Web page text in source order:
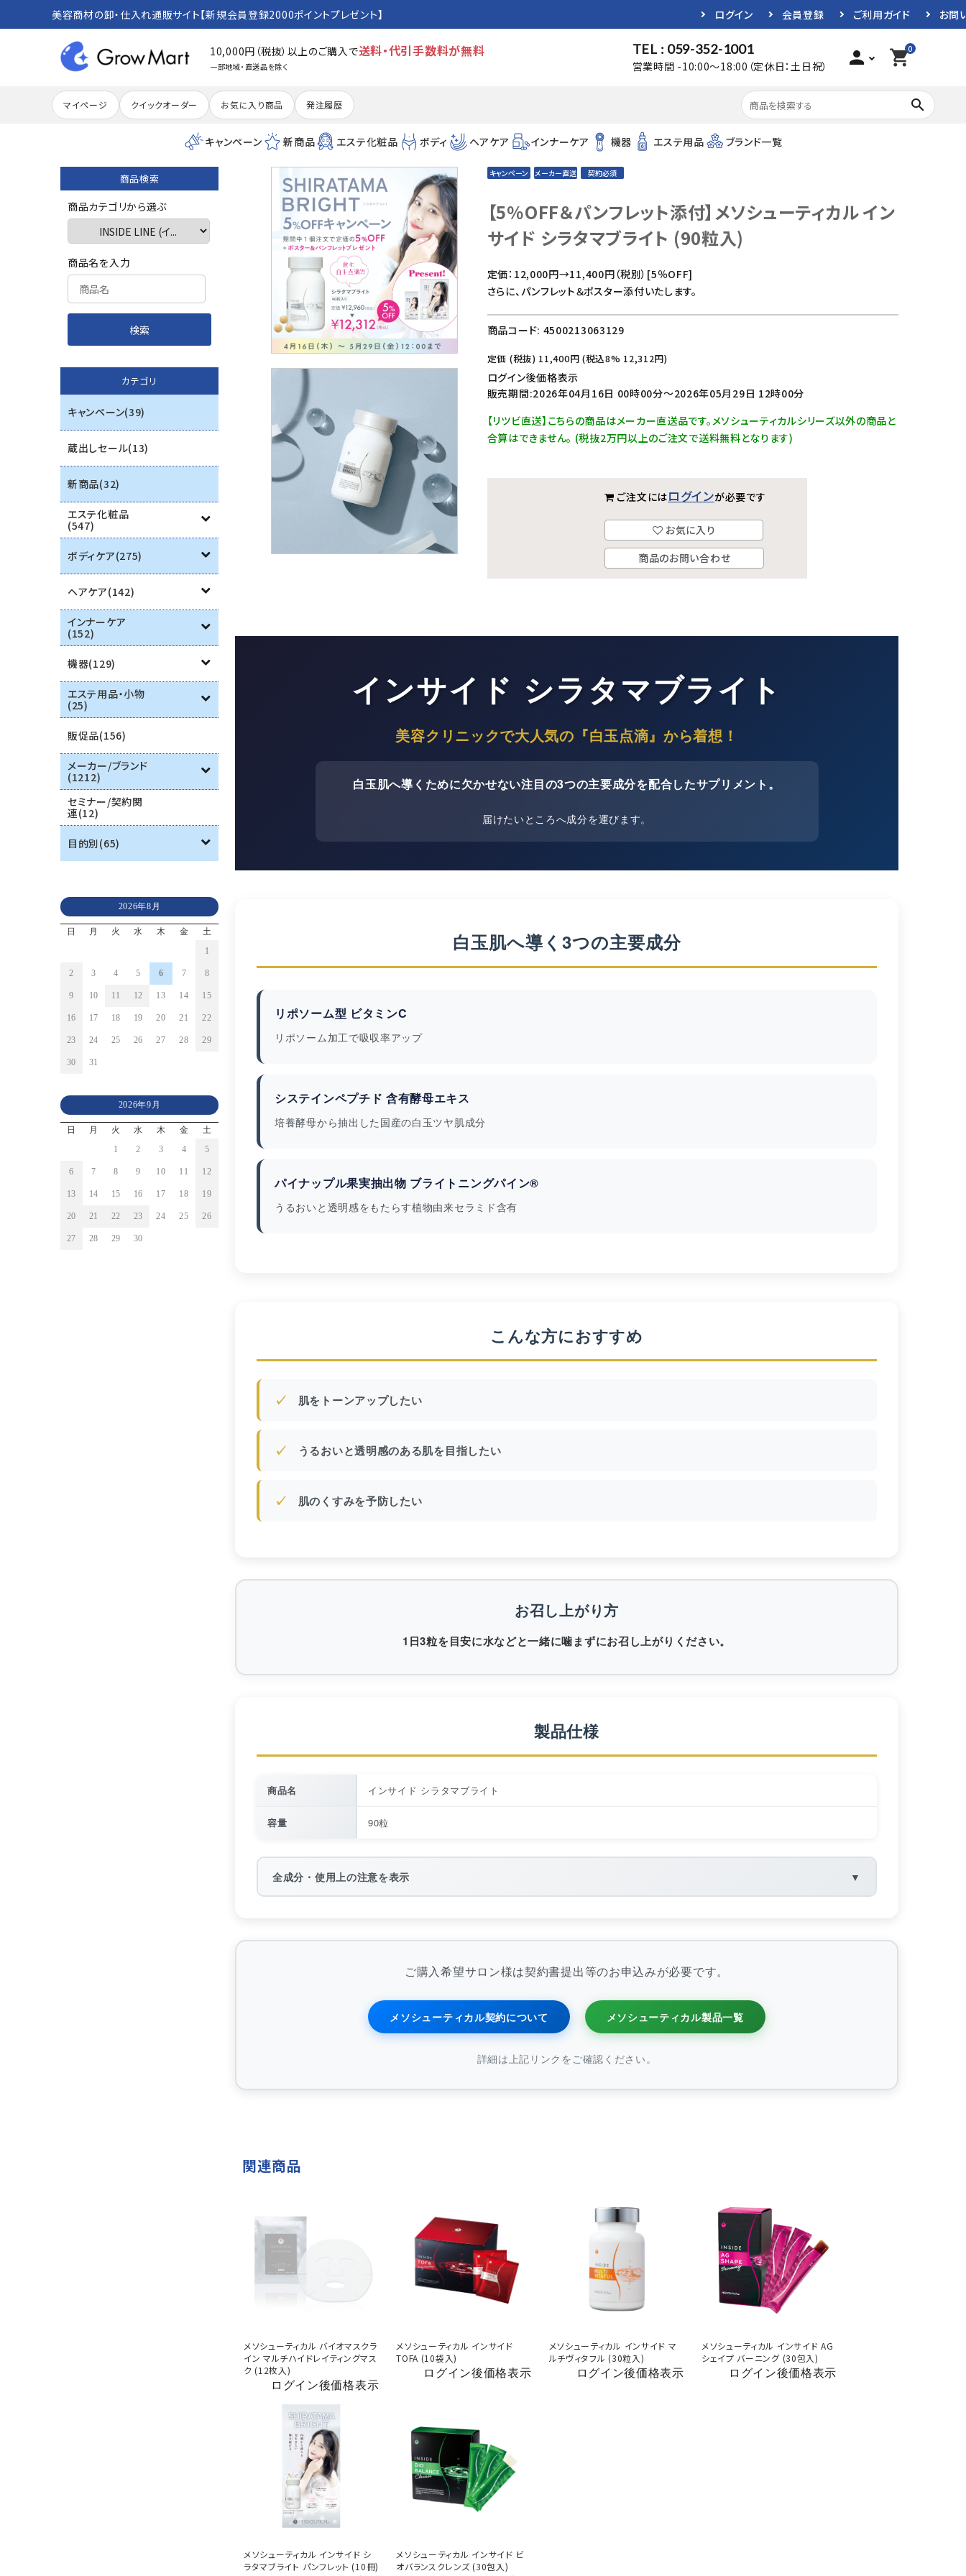
美容商材の卸・仕入れ通販サイト【新規会員登録2000ポイントプレゼント】 ログイン 会員登録 ご利用ガイド お問
10,000円（税抜）以上のご購入で送料・代引手数料が無料
一部地域・直送品を除く
TEL : 059-352-1001
営業時間 -10:00～18:00（定休日：土日祝） person 0
shopping_cart
マイページ クイックオーダー お気に入り商品 発注履歴 search
キャンペーン 新商品 エステ化粧品 ボディ ヘアケア インナーケア 機器 エステ用品 ブランド一覧
search
ACCOUNT MENU
カテゴリーから探す
エステ用品
ブランド一覧
ご利用ガイド
プライバシーポリシー
特定商取引法について
お問い合わせ
商品検索
商品カテゴリから選ぶ
商品名を入力
カテゴリ
キャンペーン(39)
蔵出しセール(13)
新商品(32)
エステ化粧品
(547)
ボディケア(275)
ヘアケア(142)
インナーケア
(152)
機器(129)
エステ用品・小物
(25)
販促品(156)
メーカー/ブランド
(1212)
セミナー/契約関
連(12)
目的別(65)
2026年8月
日 月 火 水 木 金
土
1
2 3 4 5 6 7 8
9 10 11 12 13 14 15
16 17 18 19 20 21 22
23 24 25 26 27 28 29
30 31
2026年9月
日 月 火 水 木 金
土
1
2 3 4 5
6 7 8 9 10 11 12
13 14 15 16 17 18 19
20 21 22 23 24 25 26
27 28 29 30
キャンペーン メーカー直送 契約必須
【5％OFF＆パンフレット添付】メソシューティカル イン
サイド シラタマブライト (90粒入)
定価：12,000円→11,400円（税別）[5％OFF]
さらに、パンフレット＆ポスター添付いたします。
商品コード: 4500213063129
定価 (税抜) 11,400円 (税込8% 12,312円)
ログイン後価格表示
販売期間:2026年04月16日 00時00分～2026年05月29日 12時00分
【リツビ直送】こちらの商品はメーカー直送品です。メソシューティカルシリーズ以外の商品と
合算はできません。 (税抜2万円以上のご注文で送料無料となります)
ご注文にはログインが必要です
お気に入り
商品のお問い合わせ
インサイド シラタマブライト
美容クリニックで大人気の『白玉点滴』から着想！
白玉肌へ導くために欠かせない注目の3つの主要成分を配合したサプリメント。
届けたいところへ成分を運びます。
白玉肌へ導く3つの主要成分
リポソーム型 ビタミンC
リポソーム加工で吸収率アップ
システインペプチド 含有酵母エキス
培養酵母から抽出した国産の白玉ツヤ肌成分
パイナップル果実抽出物 ブライトニングパイン®
うるおいと透明感をもたらす植物由来セラミド含有
こんな方におすすめ
✓ 肌をトーンアップしたい
✓ うるおいと透明感のある肌を目指したい
✓ 肌のくすみを予防したい
お召し上がり方
1日3粒を目安に水などと一緒に噛まずにお召し上がりください。
製品仕様
商品名 インサイド シラタマブライト
容量 90粒
全成分・使用上の注意を表示 ▼
ム、ヒマワリレシチン、ショ糖エステル、加工デンプン、ソルビトール、カルナウバロウ
●開封後はお早めにお召し上がりください。
●食物アレルギーのある方、現在疾病治療中の方、及び妊婦・授乳中の方は、医師にご相談の上お召し上がりください。
●乳幼児の手の届かないところで保管してください。
ご購入希望サロン様は契約書提出等のお申込みが必要です。
メソシューティカル契約について メソシューティカル製品一覧
詳細は上記リンクをご確認ください。
関連商品
メソシューティカル バイオマスクラ
イン マルチハイドレイティングマス
ク (12枚入)
ログイン後価格表示
メソシューティカル インサイド
TOFA (10袋入)
ログイン後価格表示
メソシューティカル インサイド マ
ルチヴィタフル (30粒入)
ログイン後価格表示
メソシューティカル インサイド AG
シェイプ バーニング (30包入)
ログイン後価格表示
メソシューティカル インサイド シ
ラタマブライト パンフレット (10冊)
メソシューティカル インサイド ビ
オバランスクレンズ (30包入)